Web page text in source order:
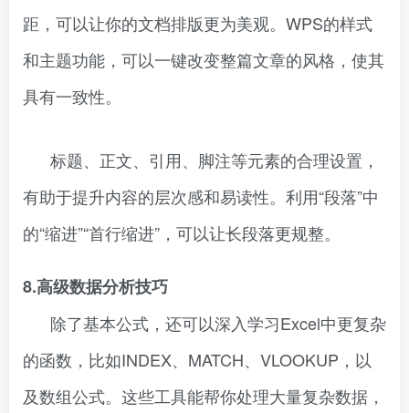
距，可以让你的文档排版更为美观。WPS的样式
和主题功能，可以一键改变整篇文章的风格，使其
具有一致性。
标题、正文、引用、脚注等元素的合理设置，
有助于提升内容的层次感和易读性。利用“段落”中
的“缩进”“首行缩进”，可以让长段落更规整。
8.高级数据分析技巧
除了基本公式，还可以深入学习Excel中更复杂
的函数，比如INDEX、MATCH、VLOOKUP，以
及数组公式。这些工具能帮你处理大量复杂数据，